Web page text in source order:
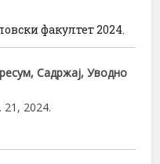
факултет 2024.
Садржај, Уводно
21, 2024.